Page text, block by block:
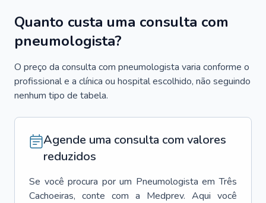
Quanto custa uma consulta com
pneumologista?
O preço da consulta com pneumologista varia conforme o
profissional e a clínica ou hospital escolhido, não seguindo
nenhum tipo de tabela.
Agende uma consulta com valores
reduzidos
Se você procura por um Pneumologista em Três
Cachoeiras, conte com a Medprev. Aqui você